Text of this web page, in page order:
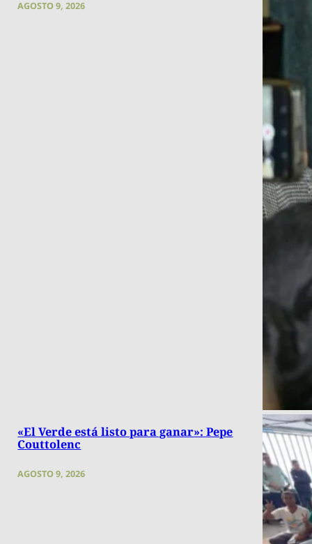
AGOSTO 9, 2026
«El Verde está listo para ganar»: Pepe
Couttolenc
AGOSTO 9, 2026